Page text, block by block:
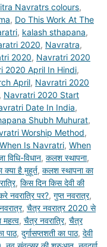
Navratrs colours,
, Do This Work At The
, kalash sthapana,
2020, Navratra,
2020, Navratri 2020
2020 April In Hindi,
April, Navratri 2020
, Navratri 2020 Start
Date In India,
Shubh Muhurat,
Worship Method,
When Is Navratri, When
विधि-विधान, कलश स्थापना,
है मुहूर्त, कलश स्थापना का
, किस दिन किस देवी की
नवरात्रि पर?, गुप्त नवरात्र,
, चैत्र नवरात्र 2020 से
महत्व, चैत्र नवरात्रि, चैत्र
पाठ, दुर्गासप्तशती का पाठ, देवी